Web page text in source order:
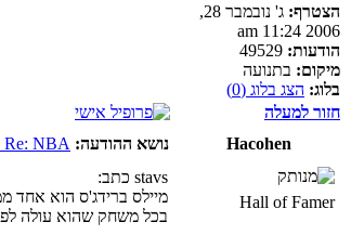
הצטרף:
ג' נובמבר 28,
2006 11:24 am
הודעות:
מיקום: בתנועה
בלוג: הצג בלוג (0)
חזור למעלה
Hacohen
נושא ההודעה: Re: NBA לראשון
Hall of Famer
stavs כתב:
מיילס ברידג'ס הוא אחד
בכל משחק שהוא עולה